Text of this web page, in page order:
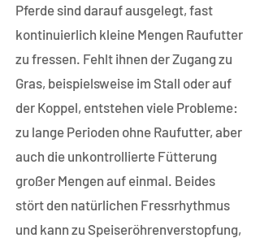
Pferde sind darauf ausgelegt, fast
kontinuierlich kleine Mengen Raufutter
zu fressen. Fehlt ihnen der Zugang zu
Gras, beispielsweise im Stall oder auf
der Koppel, entstehen viele Probleme:
zu lange Perioden ohne Raufutter, aber
auch die unkontrollierte Fütterung
großer Mengen auf einmal. Beides
stört den natürlichen Fressrhythmus
und kann zu Speiseröhrenverstopfung,